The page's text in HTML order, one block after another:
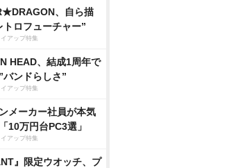
、自ら描
トロフューチャー”
アップ特集
HEAD、結成1周年で
バンドらしさ”
アップ特集
メーカー社員が本気
10万円台PC3選」
アップ特集
』限定ウオッチ、プ